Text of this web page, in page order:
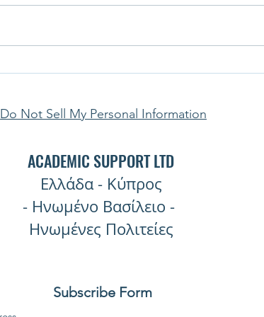
Πρακτικές Λύσεις για Βοήθεια
Do Not Sell My Personal Information
ACADEMIC SUPPORT LTD
Ελλάδα - Κύπρος
- Ηνωμένο Βασίλειο -
Ηνωμένες Πολιτείες
Subscribe Form